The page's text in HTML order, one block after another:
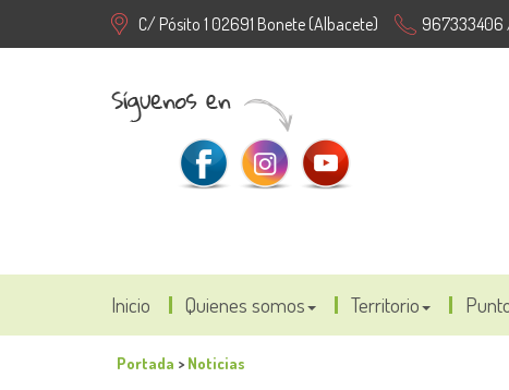
C/ Pósito 1 02691 Bonete (Albacete)
Inicio Quienes somos Territorio
Portada > Noticias